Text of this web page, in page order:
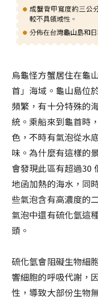
烏龜怪方蟹居住在龜
首」海域。龜山島位
頻繁，有十分特殊
統。乘船來到龜首時
色，不時有氣泡從水
味。為什麼有這樣的
會發現此區有超過30
地函加熱的海水，同
些氣泡含有高濃度的
氣泡中還有硫化氫這
頭。
硫化氫會阻礙生物細
響細胞的呼吸代謝，
性，導致大部份生物